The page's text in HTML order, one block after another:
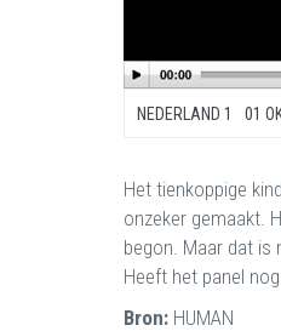
NEDERLAND 1 01
Het tienkoppige
onzeker gemaakt.
begon. Maar dat is
Heeft het panel
Bron: HUMAN